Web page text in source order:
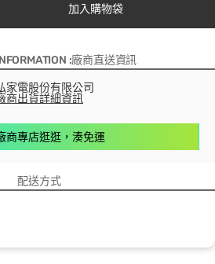
加入購物袋
:廠商直送資訊
家電股份有限公司
商出貨詳細資訊
商專店逛逛，湊免運
配送方式